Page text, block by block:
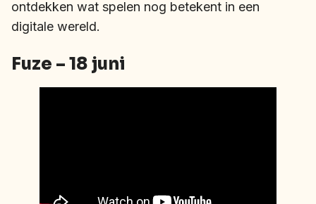
ontdekken wat spelen nog betekent in een
digitale wereld.
Fuze – 18 juni